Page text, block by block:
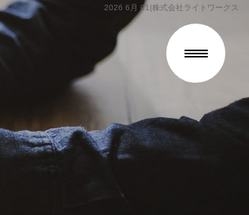
2026 6月 01|株式会社ライトワークス